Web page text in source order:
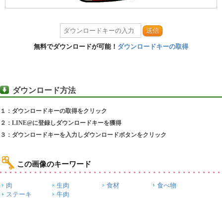
送信
無料でダウンロードが可能！ ダウンロードキーの取得
ダウンロード方法
１：ダウンロードキーの取得をクリック
２：LINE@に登録しダウンロードキーを獲得
３：ダウンロードキーを入力しダウンロードボタンをクリック
この画像のキーワード
肉 生肉 食材
食べ物
ステーキ
牛肉